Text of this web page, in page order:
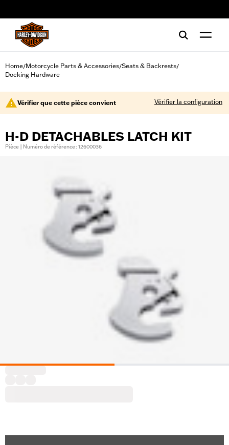
Home/Motorcycle Parts & Accessories/Seats & Backrests/
Docking Hardware
Vérifier que cette pièce convient Vérifier la configuration
H-D DETACHABLES LATCH KIT
Pièce | Numéro de référence : 12600036